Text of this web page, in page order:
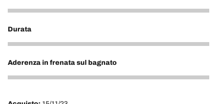
5
Durata
4
Aderenza in frenata sul bagnato
5